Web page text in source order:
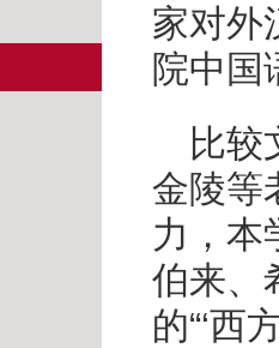
家对外
院中国
比较
金陵等
力，本
伯来、
的“‘西